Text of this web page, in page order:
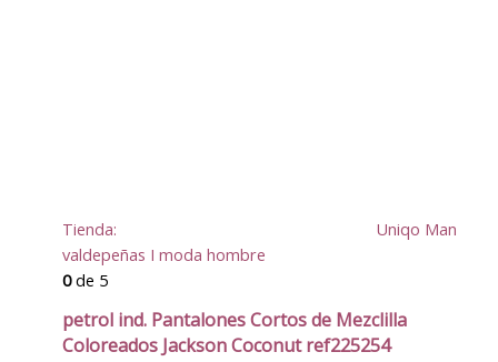
Tienda:
Uniqo Man
valdepeñas I moda hombre
0de 5
petrol ind. Pantalones Cortos de Mezclilla
Coloreados Jackson Coconut ref225254